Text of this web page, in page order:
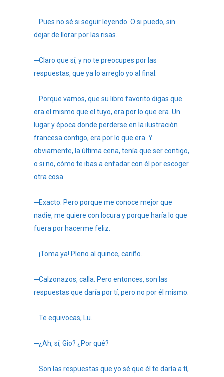
─Pues no sé si seguir leyendo. O si puedo, sin
dejar de llorar por las risas.
─Claro que sí, y no te preocupes por las
respuestas, que ya lo arreglo yo al final.
─Porque vamos, que su libro favorito digas que
era el mismo que el tuyo, era por lo que era. Un
lugar y época donde perderse en la ilustración
francesa contigo, era por lo que era. Y
obviamente, la última cena, tenía que ser contigo,
o si no, cómo te ibas a enfadar con él por escoger
otra cosa.
─Exacto. Pero porque me conoce mejor que
nadie, me quiere con locura y porque haría lo que
fuera por hacerme feliz.
─¡Toma ya! Pleno al quince, cariño.
─Calzonazos, calla. Pero entonces, son las
respuestas que daría por tí, pero no por él mismo.
─Te equivocas, Lu.
─¿Ah, sí, Gio? ¿Por qué?
─Son las respuestas que yo sé que él te daría a tí,